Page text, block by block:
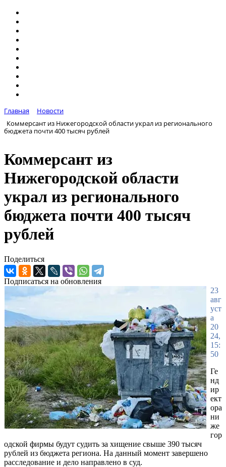
Главная
Новости
Коммерсант из Нижегородской области украл из регионального
бюджета почти 400 тысяч рублей
Коммерсант из
Нижегородской области
украл из регионального
бюджета почти 400 тысяч
рублей
Поделиться
Подписаться на обновления
23
авг
уст
а
20
24,
15:
50
Ге
нд
ир
ект
ора
ни
же
гор
одской фирмы будут судить за хищение свыше 390 тысяч
рублей из бюджета региона. На данный момент завершено
расследование и дело направлено в суд.